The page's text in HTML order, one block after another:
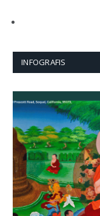
INFOGRAFIS